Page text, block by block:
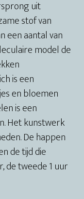
uit
stof van
een aantal van
model de
is een
en bloemen
is een
Het kunstwerk
De happen
de tijd die
de tweede 1 uur